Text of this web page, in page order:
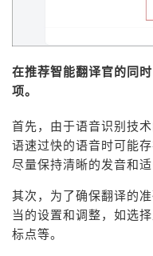
在推荐智能翻译官的同
项。
首先，由于语音识别技
语速过快的语音时可能
尽量保持清晰的发音和适
其次，为了确保翻译的
当的设置和调整，如选
标点等。